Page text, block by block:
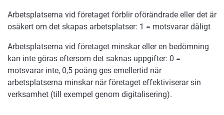
Arbetsplatserna vid företaget förblir oförändrade eller det är
osäkert om det skapas arbetsplatser: 1 = motsvarar dåligt
Arbetsplatserna vid företaget minskar eller en bedömning
kan inte göras eftersom det saknas uppgifter: 0 =
motsvarar inte, 0,5 poäng ges emellertid när
arbetsplatserna minskar när företaget effektiviserar sin
verksamhet (till exempel genom digitalisering).